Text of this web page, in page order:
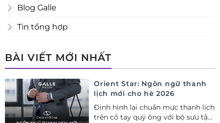
Blog Galle
Tin tổng hợp
BÀI VIẾT MỚI NHẤT
Orient Star: Ngôn ngữ thanh
lịch mới cho hè 2026
Định hình lại chuẩn mực thanh lịch
trên cổ tay quý ông với bộ sưu tập